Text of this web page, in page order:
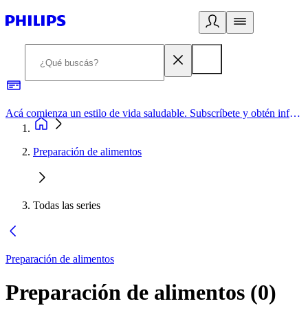
Acá comienza un estilo de vida saludable. Subscríbete y obtén información de primera mano
Preparación de alimentos
Todas las series
Preparación de alimentos
Preparación de alimentos (0)